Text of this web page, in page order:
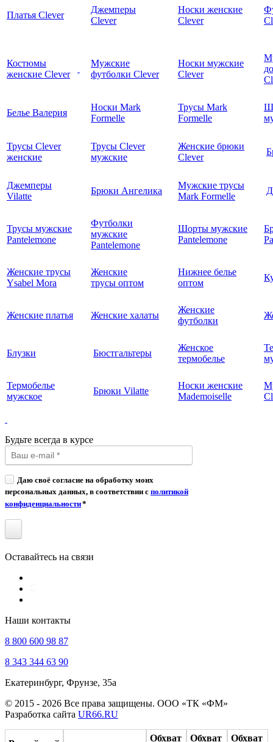
Платья Clever
Джемперы
Clever
Носки женские
Clever
Костюмы
женские Clever
Мужские
футболки Clever
Носки мужские
Clever
Белье Валерия
Носки Mark
Formelle
Трусы Mark
Formelle
Трусы Clever
женские
Трусы Clever
мужские
Женские брюки
Clever
Джемперы
Vilatte
Брюки Ангелика
Мужские трусы
Mark Formelle
Трусы мужские
Pantelemone
Футболки
мужские
Pantelemone
Шорты мужские
Pantelemone
Женские трусы
Ysabel Mora
Женские
трусы оптом
Нижнее белье
оптом
Женские платья Женские халаты
Женские
футболки
Блузки Бюстгальтеры
Женское
термобелье
Термобелье
мужское
Брюки Vilatte
Носки женские
Mademoiselle
Будьте всегда в курсе
Даю своё согласие на обработку моих
персональных данных, в соответствии с политикой
конфиденциальности*
Оставайтесь на связи
Наши контакты
8 800 600 98 87
8 343 344 63 90
Екатеринбург, Фрунзе, 35а
© 2015 - 2026 Все права защищены. ООО «ТК «ФМ»
Разработка сайта UR66.RU
Обхват Обхват Обхват